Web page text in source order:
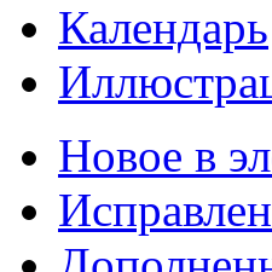
Календарь
Новое в